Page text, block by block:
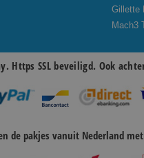
Gillette
Mach3
Https SSL beveiligd. Ook
de pakjes vanuit Nederland met